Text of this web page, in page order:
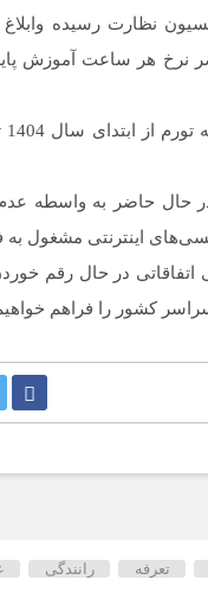
نظارت رسیده وابلاغ
حال حاضر به واسطه
اینترنتی مشغول
اتفاقاتی در حال رقم
کشور را فراهم
تعرفه رانندگی